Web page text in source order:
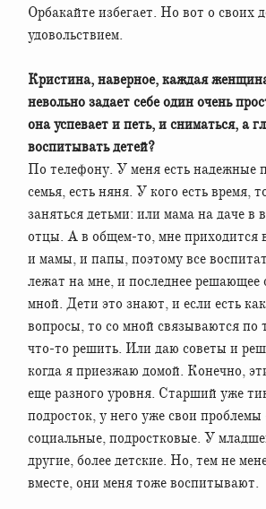
Орбакайте избегает. Но вот о своих
удовольствием.
Кристина, наверное, каждая
невольно задает себе один очень
она успевает и петь, и сниматься, а
воспитывать детей?
По телефону. У меня есть надежные
семья, есть няня. У кого есть время,
заняться детьми: или мама на даче в
отцы. А в общем-то, мне приходится
и мамы, и папы, поэтому все
лежат на мне, и последнее решающее
мной. Дети это знают, и если есть
вопросы, то со мной связываются по
что-то решить. Или даю советы и
когда я приезжаю домой. Конечно,
еще разного уровня. Старший уже
подросток, у него уже свои
социальные, подростковые. У
другие, более детские. Но, тем не
вместе, они меня тоже воспитывают.